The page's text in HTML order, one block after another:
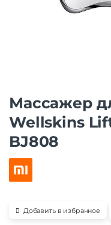
Массажер
Wellskins
BJ808
Добавить в избранное